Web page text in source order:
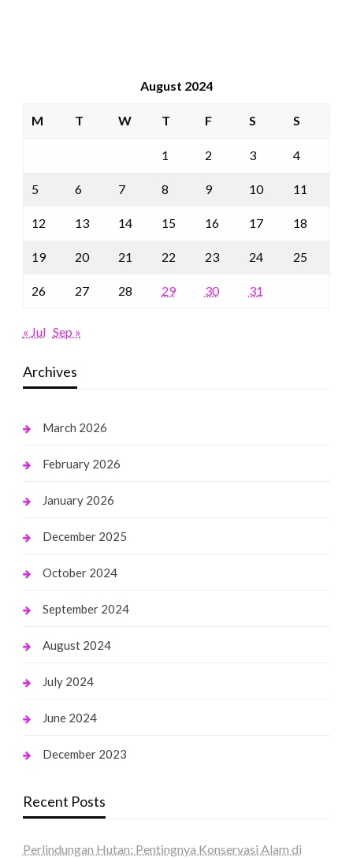
August 2024
M T W T F S S
1 2 3 4
5 6 7 8 9 10 11
12 13 14 15 16 17 18
19 20 21 22 23 24 25
26 27 28 29 30 31
« Jul Sep »
Archives
March 2026
February 2026
January 2026
December 2025
October 2024
September 2024
August 2024
July 2024
June 2024
December 2023
Recent Posts
Perlindungan Hutan: Pentingnya Konservasi Alam di